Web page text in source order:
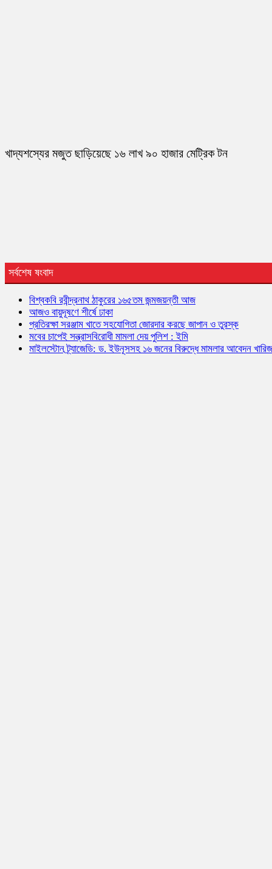
খাদ্যশস্যের মজুত ছাড়িয়েছে ১৬ লাখ ৯০ হাজার মেট্রিক টন
সর্বশেষ ষংবাদ
বিশ্বকবি রবীন্দ্রনাথ ঠাকুরের ১৬৫তম জন্মজয়ন্তী আজ
আজও বায়ুদূষণে শীর্ষে ঢাকা
প্রতিরক্ষা সরঞ্জাম খাতে সহযোগিতা জোরদার করছে জাপান ও তুরস্ক
মবের চাপেই সন্ত্রাসবিরোধী মামলা দেয় পুলিশ : ইমি
মাইলস্টোন ট্র্যাজেডি: ড. ইউনূসসহ ১৬ জনের বিরুদ্ধে মামলার আবেদন খারিজ